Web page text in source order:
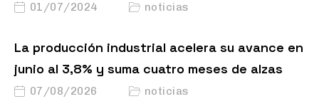
01/07/2024 noticias
La producción industrial acelera su avance en
junio al 3,8% y suma cuatro meses de alzas
07/08/2026 noticias